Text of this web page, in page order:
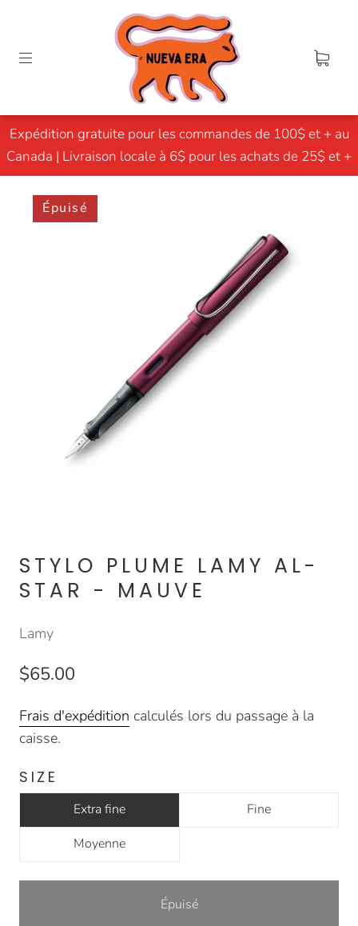
Expédition gratuite pour les commandes de 100$ et + au
Canada | Livraison locale à 6$ pour les achats de 25$ et +
Épuisé
STYLO PLUME LAMY AL-
STAR - MAUVE
Lamy
$65.00
Frais d'expédition calculés lors du passage à la
caisse.
SIZE
Extra fine
Fine
Moyenne
Épuisé